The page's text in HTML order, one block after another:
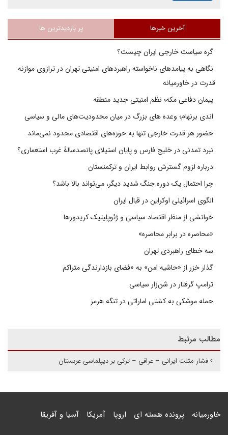
آخرین خبرها پر بازدیدترین ها
گره سیاست خارجی ایران چیست؟
نگاهی به پیامدهای ناخواسته راهبردهای امنیتی تهران در ترازوی موازنه
قدرت در خاورمیانه
پیمان دفاعی مکه؛ نظم امنیتی جدید منطقه
اندی برنهام؛ وعده های بزرگ در میان محدودیت‌های مالی و سیاسی
حضور هر قدرت خارجی تنها به حوزه‌های اقتصادی محدود نمی‌ماند
نبرد تمدنی در خلیج فارس و پایان استیلای پانصدسالۀ غرب استعماری؟
درباره لزوم گسترش روابط ایران و ترکمنستان
چرا احتمال یک دوره جنگ شدید دیگر، می‌تواند بالا باشد؟
الگوی اسرائیلی اوکراین در قبال ایران
خوانشی از منظر اقتصاد سیاسی و ژئوپلیتیک کریدورها
«محاصره در برابر محاصره»
سه خطای راهبردی تهران
گذار خزر از «حاشیه امن» به «فضای بازدارندگی متراکم
ترامپ گرفتار در شن‌زار سیاسی
حمله موشکی به کشتی اماراتی در تنگه هرمز
مطالب مرتبط
فشار مثلث ایرانی – عراقی – ترکی بر دیپلماسی عربستان
خاورمیانه پرونده هسته ای اروپا آمریکا آسیا و آفریقا